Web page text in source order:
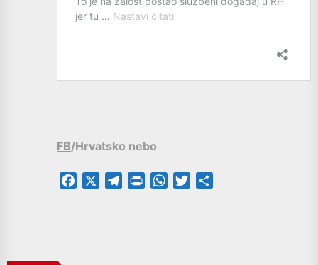
FB/Hrvatsko nebo
Facebook TelegramPrintFriendly
WhatsApp
Twitter